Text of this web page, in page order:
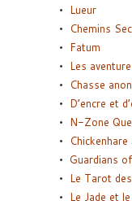
Lueur
Chemins
Fatum
Les
Chasse
D’encre et
N-Zone
Guardians
Le Tarot
Le Jade et